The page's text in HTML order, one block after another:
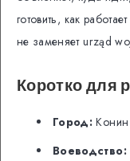
готовить, как
не заменяет urząd
Коротко для
Город: Конин
Воеводство: